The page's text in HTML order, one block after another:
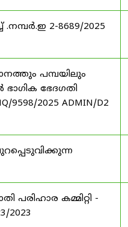
2-8689/2025
പമ്പയിലും
ഭേദഗതി
2025 ADMIN/D2
കമ്മിറ്റി -
2023